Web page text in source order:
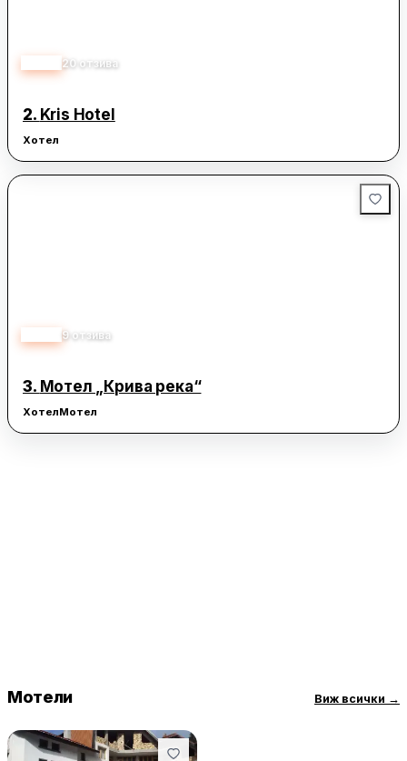
През зимния сезон се предлагат безплатен ски гардероб и
наем на ски оборудване и ски уроци.
20 отзива
2. Kris Hotel
Хотел
9 отзива
3. Мотел „Крива река“
ХотелМотел
Мотели Виж всички →